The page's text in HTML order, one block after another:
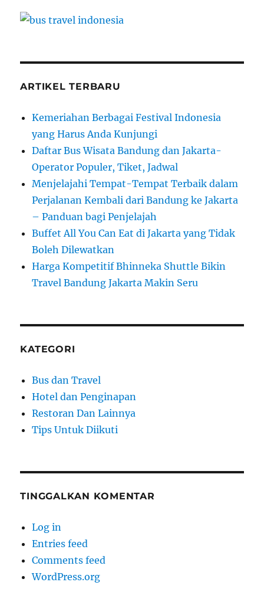
ARTIKEL TERBARU
Kemeriahan Berbagai Festival Indonesia
yang Harus Anda Kunjungi
Daftar Bus Wisata Bandung dan Jakarta-
Operator Populer, Tiket, Jadwal
Menjelajahi Tempat-Tempat Terbaik dalam
Perjalanan Kembali dari Bandung ke Jakarta
– Panduan bagi Penjelajah
Buffet All You Can Eat di Jakarta yang Tidak
Boleh Dilewatkan
Harga Kompetitif Bhinneka Shuttle Bikin
Travel Bandung Jakarta Makin Seru
KATEGORI
Bus dan Travel
Hotel dan Penginapan
Restoran Dan Lainnya
Tips Untuk Diikuti
TINGGALKAN KOMENTAR
Log in
Entries feed
Comments feed
WordPress.org